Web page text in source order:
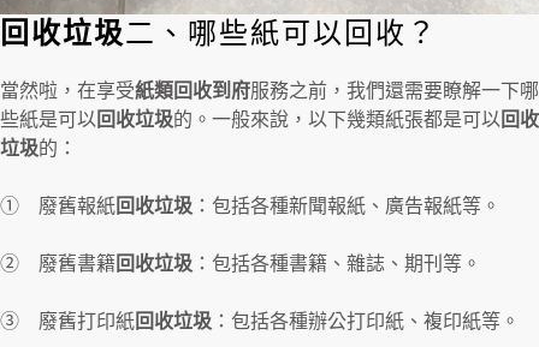
回收垃圾二、哪些紙可以回收？
當然啦，在享受紙類回收到府服務之前，我們還需要瞭解一下哪
些紙是可以 回收垃圾的。一般來說，以下幾類紙張都是可以 回收
垃圾的：
① 廢舊報紙回收垃圾 ：包括各種新聞報紙、廣告報紙等。
② 廢舊書籍 回收垃圾 ：包括各種書籍、雜誌、期刊等。
③ 廢舊打印紙回收垃圾 ：包括各種辦公打印紙、複印紙等。